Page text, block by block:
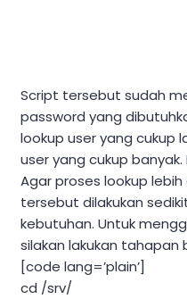
Script tersebut sudah
password yang
lookup user yang cukup
user yang cukup
Agar proses lookup
tersebut dilakukan
kebutuhan. Untuk
silakan lakukan tahapan
[code lang=’plain’]
cd /srv/